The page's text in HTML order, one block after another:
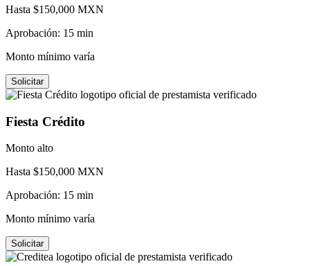
Hasta $150,000 MXN
Aprobación: 15 min
Monto mínimo varía
Solicitar
Fiesta Crédito
Monto alto
Hasta $150,000 MXN
Aprobación: 15 min
Monto mínimo varía
Solicitar